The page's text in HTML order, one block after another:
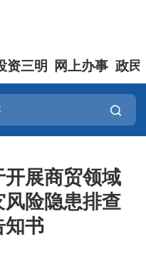
资三明 网上办事 政民
展商贸领域
险隐患排查
知书